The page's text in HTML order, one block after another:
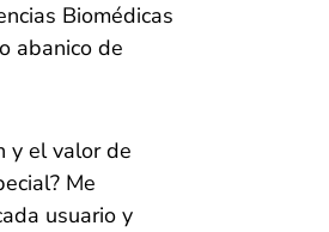
Biomédicas
abanico de
y el valor de
Me
usuario y